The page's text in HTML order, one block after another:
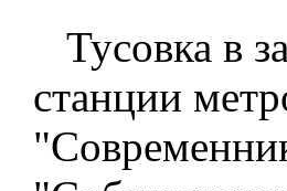
Тусовка в
станции